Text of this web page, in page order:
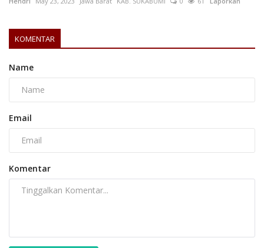
KOMENTAR
Name
Email
Komentar